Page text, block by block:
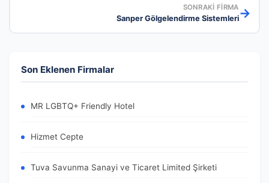
SONRAKI FIRMA
Sanper Gölgelendirme Sistemleri→
Son Eklenen Firmalar
MR LGBTQ+ Friendly Hotel
Hizmet Cepte
Tuva Savunma Sanayi ve Ticaret Limited Şirketi